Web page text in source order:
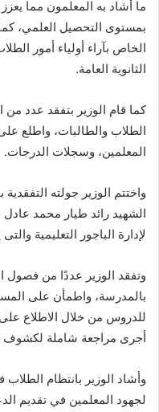
ما أشاد به المعلمون مما
بمستوى التحصيل العلمي،
الخاص بآراء أولياء أمور
الثانوية العامة.
كما قام الوزير بتفقد عدد من
الطلاب والطالبات، واطلع
المعلمين، وسجلات الدرجات.
واختتم الوزير جولته
الشهيد رائد طيار محمد عادل
لإدارة الباجور التعليمية والتى يبلغ عدد
وتفقد الوزير عددًا من فصول
بالمدرسة، واطمأن على
للدروس من خلال الاطلاع
أجرى مراجعة شاملة لكشوف
وأشاد الوزير بانتظام
لجهود المعلمين في تقديم